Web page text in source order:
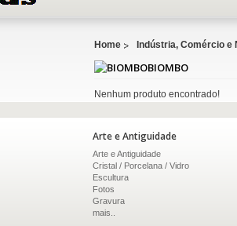
Home Indústria, Comércio e
BIOMBO
Nenhum produto encontrado!
Arte e Antiguidade
Arte e Antiguidade
Cristal / Porcelana / Vidro
Escultura
Fotos
Gravura
mais..